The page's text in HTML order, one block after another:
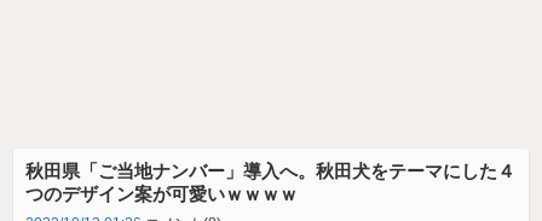
秋田県「ご当地ナンバー」導入へ。秋田犬をテーマにした４
つのデザイン案が可愛いｗｗｗｗ